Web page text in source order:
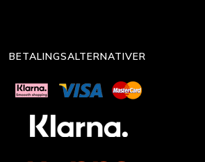
BETALINGSALTERNATIVER